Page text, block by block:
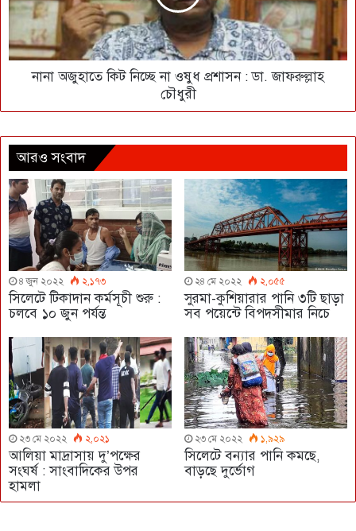
নানা অজুহাতে কিট নিচ্ছে না ওষুধ প্রশাসন : ডা. জাফরুল্লাহ
চৌধুরী
আরও সংবাদ
৪ জুন ২০২২ ২,১৭৩
সিলেটে টিকাদান কর্মসূচী শুরু :
চলবে ১০ জুন পর্যন্ত
২৪ মে ২০২২ ২,০৫৫
সুরমা-কুশিয়ারার পানি ৩টি ছাড়া
সব পয়েন্টে বিপদসীমার নিচে
২৩ মে ২০২২ ২,০২১
আলিয়া মাদ্রাসায় দু’পক্ষের
সংঘর্ষ : সাংবাদিকের উপর
হামলা
২৩ মে ২০২২ ১,৯২৯
সিলেটে বন্যার পানি কমছে,
বাড়ছে দুর্ভোগ